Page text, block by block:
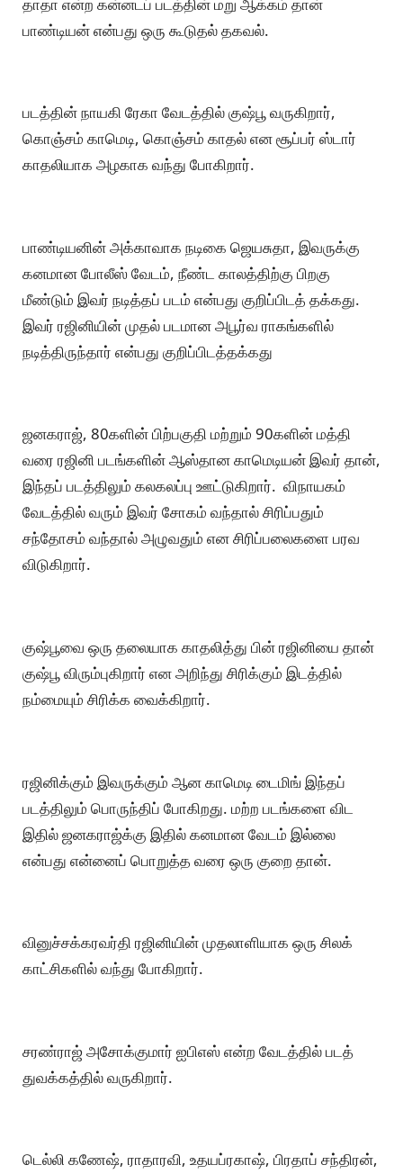
பாண்டியன் என்பது ஒரு கூடுதல் தகவல்.
படத்தின் நாயகி ரேகா வேடத்தில் குஷ்பூ வருகிறார்,
கொஞ்சம் காமெடி, கொஞ்சம் காதல் என சூப்பர் ஸ்டார்
காதலியாக அழகாக வந்து போகிறார்.
பாண்டியனின் அக்காவாக நடிகை ஜெயசுதா, இவருக்கு
கனமான போலீஸ் வேடம், நீண்ட காலத்திற்கு பிறகு
மீண்டும் இவர் நடித்தப் படம் என்பது குறிப்பிடத் தக்கது.
இவர் ரஜினியின் முதல் படமான அபூர்வ ராகங்களில்
நடித்திருந்தார் என்பது குறிப்பிடத்தக்கது
ஜனகராஜ், 80களின் பிற்பகுதி மற்றும் 90களின் மத்தி
வரை ரஜினி படங்களின் ஆஸ்தான காமெடியன் இவர் தான்,
இந்தப் படத்திலும் கலகலப்பு ஊட்டுகிறார். விநாயகம்
வேடத்தில் வரும் இவர் சோகம் வந்தால் சிரிப்பதும்
சந்தோசம் வந்தால் அழுவதும் என சிரிப்பலைகளை பரவ
விடுகிறார்.
குஷ்பூவை ஒரு தலையாக காதலித்து பின் ரஜினியை தான்
குஷ்பூ விரும்புகிறார் என அறிந்து சிரிக்கும் இடத்தில்
நம்மையும் சிரிக்க வைக்கிறார்.
ரஜினிக்கும் இவருக்கும் ஆன காமெடி டைமிங் இந்தப்
படத்திலும் பொருந்திப் போகிறது. மற்ற படங்களை விட
இதில் ஜனகராஜ்க்கு இதில் கனமான வேடம் இல்லை
என்பது என்னைப் பொறுத்த வரை ஒரு குறை தான்.
வினுச்சக்கரவர்தி ரஜினியின் முதலாளியாக ஒரு சிலக்
காட்சிகளில் வந்து போகிறார்.
சரண்ராஜ் அசோக்குமார் ஐபிஎஸ் என்ற வேடத்தில் படத்
துவக்கத்தில் வருகிறார்.
டெல்லி கணேஷ், ராதாரவி, உதயப்ரகாஷ், பிரதாப் சந்திரன்,